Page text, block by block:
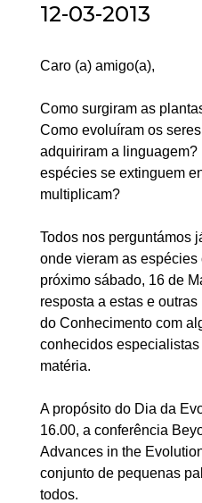
12-03-2013
Caro (a) amigo(a),
Como surgiram as
Como evoluíram os
adquiriram a linguagem?
espécies se extinguem
multiplicam?
Todos nos perguntámos
onde vieram as
próximo sábado, 16 de
resposta a estas e
do Conhecimento com
conhecidos
matéria.
A propósito do Dia da
16.00, a conferência
Advances in the
conjunto de pequenas
todos.